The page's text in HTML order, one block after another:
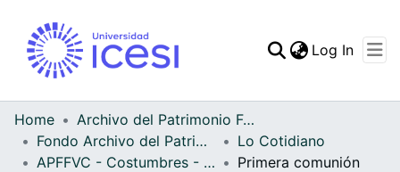
Statistics
Log In
Home
Archivo del Patrimonio Fotográfico y Fílmico del Valle del Cauca
Fondo Archivo del Patrimonio Fotográfico y Fílmico del Valle del Cauca
Lo Cotidiano
APFFVC - Costumbres - Patrimonial
Primera comunión